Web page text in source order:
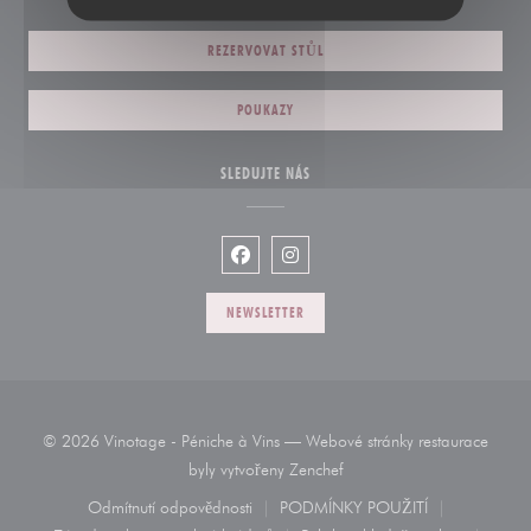
REZERVOVAT STŮL
POUKAZY
SLEDUJTE NÁS
Facebook ((otevře se v novém okně))
Instagram ((otevře se v novém
NEWSLETTER
© 2026 Vinotage - Péniche à Vins — Webové stránky restaurace
byly vytvořeny Zenchef((otevře se v novém okně))
Odmítnutí odpovědnosti
((otevře se v novém okně))
PODMÍNKY POUŽITÍ
((otevře se v novém